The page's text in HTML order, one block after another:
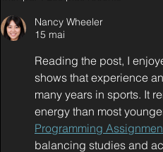
Nancy Wheeler
15 mai
Reading the post, I
shows that experience
many years in sports. It
energy than most
Programming
balancing studies and